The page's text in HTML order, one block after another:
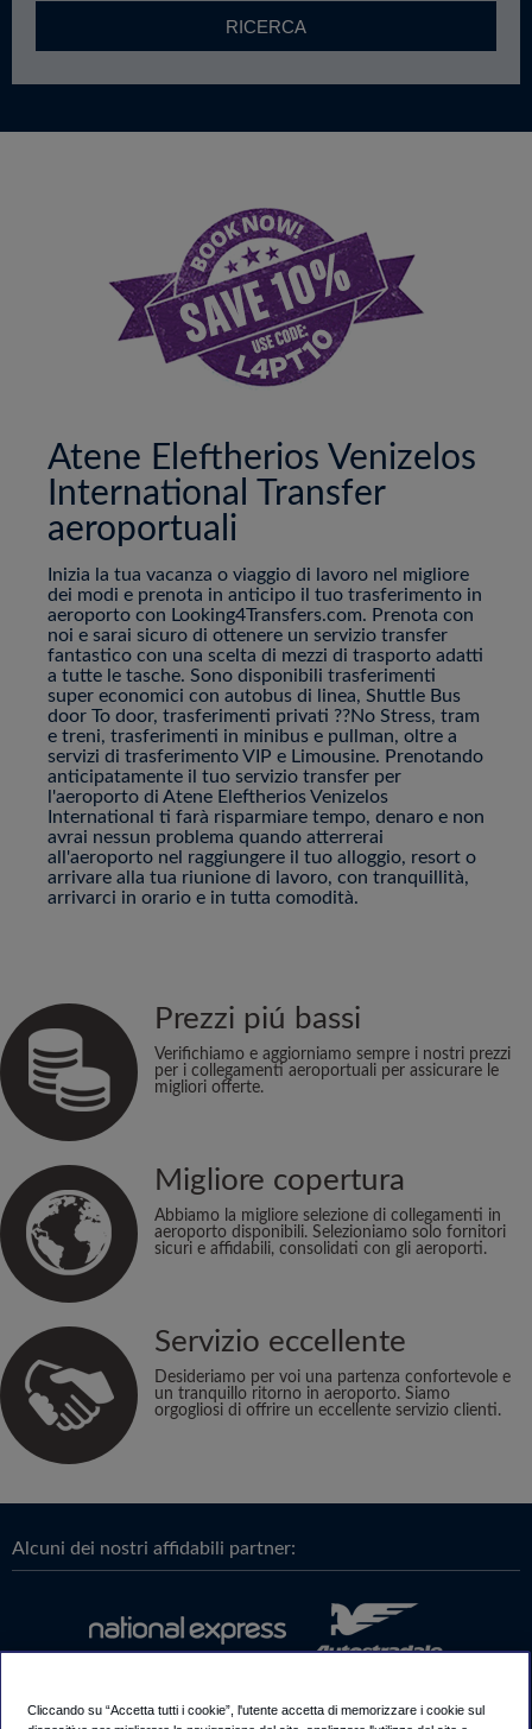
RICERCA
Atene Eleftherios Venizelos
International Transfer
aeroportuali
Inizia la tua vacanza o viaggio di lavoro nel migliore
dei modi e prenota in anticipo il tuo trasferimento in
aeroporto con Looking4Transfers.com. Prenota con
noi e sarai sicuro di ottenere un servizio transfer
fantastico con una scelta di mezzi di trasporto adatti
a tutte le tasche. Sono disponibili trasferimenti
super economici con autobus di linea, Shuttle Bus
door To door, trasferimenti privati ??No Stress, tram
e treni, trasferimenti in minibus e pullman, oltre a
servizi di trasferimento VIP e Limousine. Prenotando
anticipatamente il tuo servizio transfer per
l'aeroporto di Atene Eleftherios Venizelos
International ti farà risparmiare tempo, denaro e non
avrai nessun problema quando atterrerai
all'aeroporto nel raggiungere il tuo alloggio, resort o
arrivare alla tua riunione di lavoro, con tranquillità,
arrivarci in orario e in tutta comodità.
Prezzi piú bassi
Verifichiamo e aggiorniamo sempre i nostri prezzi
per i collegamenti aeroportuali per assicurare le
migliori offerte.
Migliore copertura
Abbiamo la migliore selezione di collegamenti in
aeroporto disponibili. Selezioniamo solo fornitori
sicuri e affidabili, consolidati con gli aeroporti.
Servizio eccellente
Desideriamo per voi una partenza confortevole e
un tranquillo ritorno in aeroporto. Siamo
orgogliosi di offrire un eccellente servizio clienti.
Alcuni dei nostri affidabili partner:
Cliccando su “Accetta tutti i cookie”, l'utente accetta di memorizzare i cookie sul